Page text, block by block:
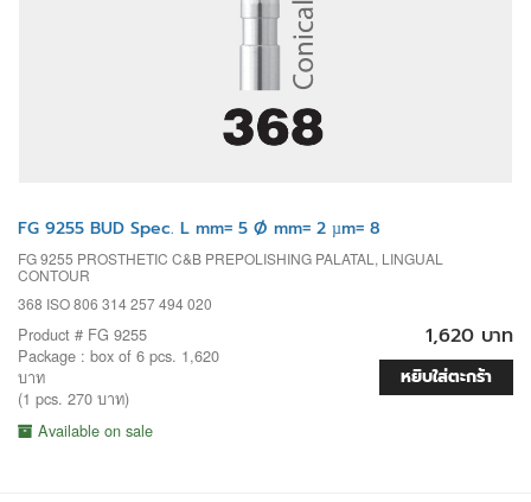
FG 9255 BUD Spec. L mm= 5 Ø mm= 2 µm= 8
FG 9255 PROSTHETIC C&B PREPOLISHING PALATAL, LINGUAL
CONTOUR
368 ISO 806 314 257 494 020
Product # FG 9255
Package : box of 6 pcs. 1,620
บาท
(1 pcs. 270 บาท)
Available on sale
1,620 บาท
หยิบใส่ตะกร้า